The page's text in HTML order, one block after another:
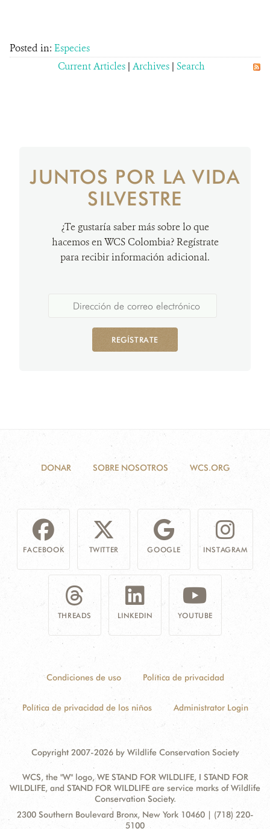
Posted in: Especies
Current Articles | Archives | Search
JUNTOS POR LA VIDA
SILVESTRE
¿Te gustaría saber más sobre lo que
hacemos en WCS Colombia? Regístrate
para recibir información adicional.
REGÍSTRATE
DONAR SOBRE NOSOTROS WCS.ORG
FACEBOOK TWITTER GOOGLE INSTAGRAM
THREADS LINKEDIN YOUTUBE
Condiciones de uso Política de privacidad
Política de privacidad de los niños Administrator Login
Copyright 2007-2026 by Wildlife Conservation Society
WCS, the "W" logo, WE STAND FOR WILDLIFE, I STAND FOR
WILDLIFE, and STAND FOR WILDLIFE are service marks of Wildlife
Conservation Society.
Contact
Address:
2300 Southern Boulevard Bronx, New York 10460 | (718) 220-
5100